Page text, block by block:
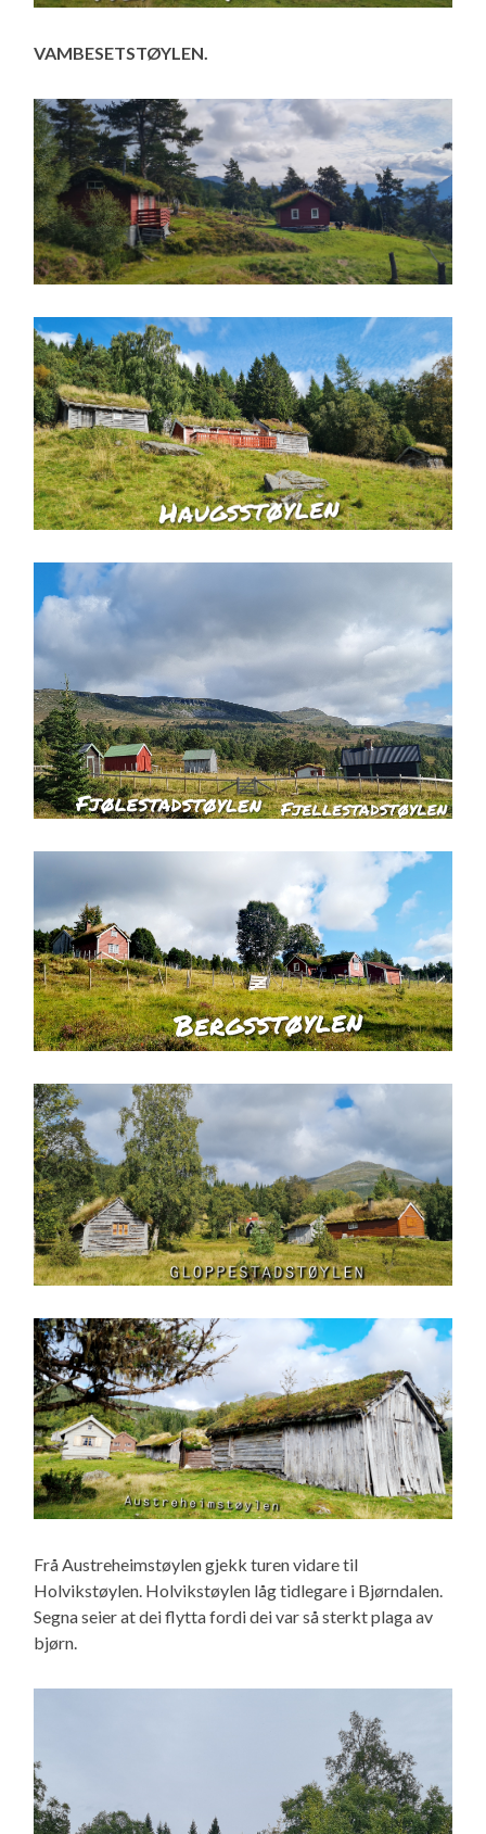
VAMBESETSTØYLEN.
Frå Austreheimstøylen gjekk turen vidare til
Holvikstøylen. Holvikstøylen låg tidlegare i Bjørndalen.
Segna seier at dei flytta fordi dei var så sterkt plaga av
bjørn.